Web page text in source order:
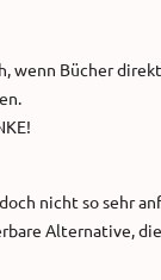
wenn Bücher
nicht so sehr
Alternative,